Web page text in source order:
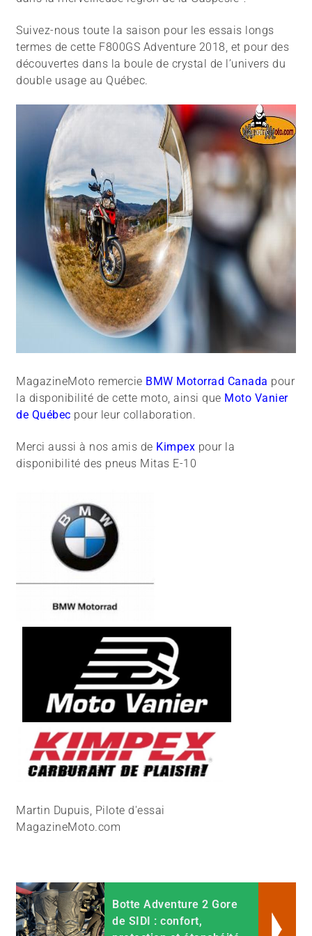
Suivez-nous toute la saison pour les essais longs
termes de cette F800GS Adventure 2018, et pour des
découvertes dans la boule de crystal de l’univers du
double usage au Québec.
MagazineMoto remercie BMW Motorrad Canada pour
la disponibilité de cette moto, ainsi que Moto Vanier
de Québec pour leur collaboration.
Merci aussi à nos amis de Kimpex pour la
disponibilité des pneus Mitas E-10
Martin Dupuis, Pilote d'essai
MagazineMoto.com
Botte Adventure 2 Gore
de SIDI : confort,